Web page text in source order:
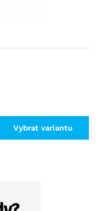
Vybrat variantu